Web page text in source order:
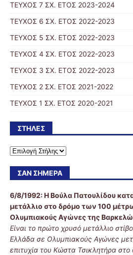
ΤΕΥΧΟΣ 7 ΣΧ. ΕΤΟΣ 2023-2024
ΤΕΥΧΟΣ 6 ΣΧ. ΕΤΟΣ 2022-2023
ΤΕΥΧΟΣ 5 ΣΧ. ΕΤΟΣ 2022-2023
ΤΕΥΧΟΣ 4 ΣΧ. ΕΤΟΣ 2022-2023
ΤΕΥΧΟΣ 3 ΣΧ. ΕΤΟΣ 2022-2023
ΤΕΥΧΟΣ 2 ΣΧ. ΕΤΟΣ 2021-2022
ΤΕΥΧΟΣ 1 ΣΧ. ΕΤΟΣ 2020-2021
ΣΤΉΛΕΣ
ΣΑΝ ΣΉΜΕΡΑ
6/8/1992:Η Βούλα Πατουλίδου
μετάλλιο στο δρόμο των 100
Ολυμπιακούς Αγώνες της
Είναι το πρώτο χρυσό μετάλλιο
Ελλάδα σε Ολυμπιακούς Αγώνες
επιτυχία του Κώστα Τσικλητήρα